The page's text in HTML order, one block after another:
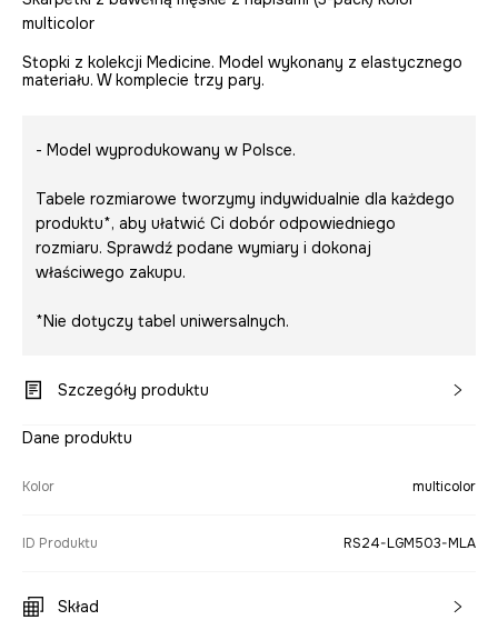
multicolor
Stopki z kolekcji Medicine. Model wykonany z elastycznego
materiału. W komplecie trzy pary.
- Model wyprodukowany w Polsce.
Tabele rozmiarowe tworzymy indywidualnie dla każdego
produktu*, aby ułatwić Ci dobór odpowiedniego
rozmiaru. Sprawdź podane wymiary i dokonaj
właściwego zakupu.
*Nie dotyczy tabel uniwersalnych.
Szczegóły produktu
Dane produktu
Kolor multicolor
ID Produktu RS24-LGM503-MLA
Skład